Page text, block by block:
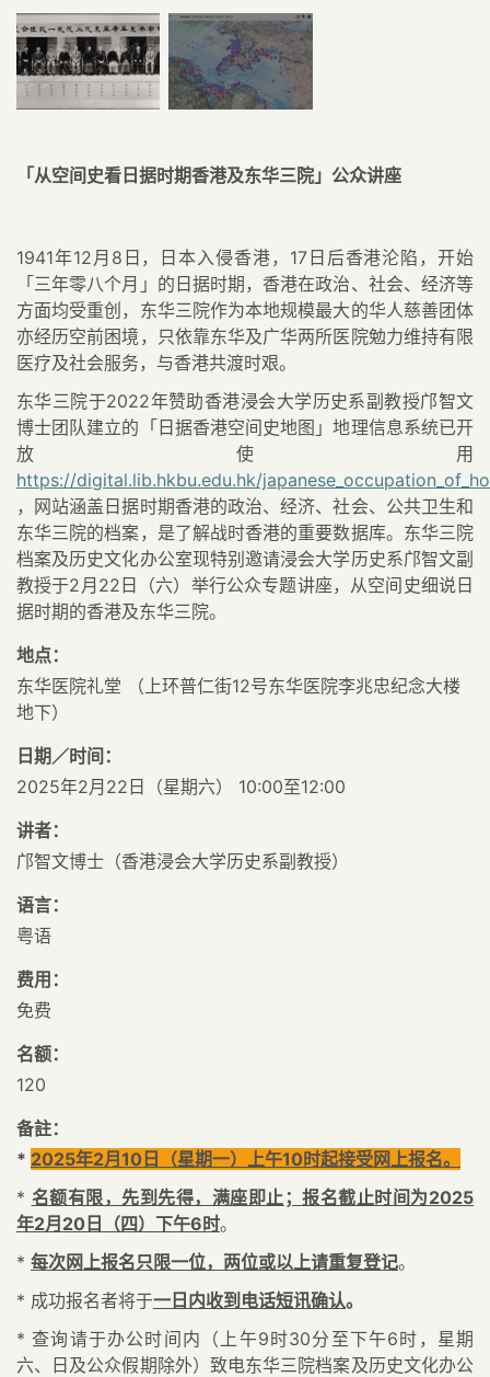
「从空间史看日据时期香港及东华三院」公众讲座
1941年12 月 8 日，日本入侵香港， 17日后香港沦陷，开始
「三年零八个月」的日据时期，香港在政治、社会、经济等
方面均受重创，东华三院作为本地规模最大的华人慈善团体
亦经历空前困境，只依靠东华及广华两所医院勉力维持有限
医疗及社会服务，与香港共渡时艰。
东华三院于2022年赞助香港浸会大学历史系副教授邝智文
博士团队建立的「日据香港空间史地图」地理信息系统已开
放使用
https://digital.lib.hkbu.edu.hk/
，网站涵盖日据时期香港的政治、经济、社会、公共卫生和
东华三院的档案，是了解战时香港的重要数据库。东华三院
档案及历史文化办公室现特别邀请浸会大学历史系邝智文副
教授于2 月 22日（六）举行公众专题讲座，从空间史细说日
据时期的香港及东华三院。
地点：
东华医院礼堂 （上环普仁街12号东华医院李兆忠纪念大楼
地下）
日期／时间：
2025年2月22日（星期六） 10:00至12:00
讲者：
邝智文博士（香港浸会大学历史系副教授）
语言：
粤语
费用：
免费
名额：
120
备註：
* 2025年2月10日（星期一）上午10时起接受网上报名。
* 名额有限，先到先得，满座即止 ； 报名截止时间为2025
年2月20日（四）下午6时。
* 每次网上报名只限一位，两位或以上请重复登记。
* 成功报名者将于一日内收到电话短讯确认。
* 查询请于办公时间内（上午9时30分至下午6时，星期
六、日及公众假期除外）致电东华三院档案及历史文化办公